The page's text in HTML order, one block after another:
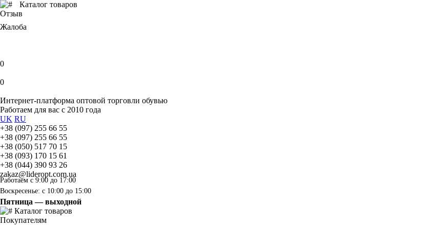
Каталог товаров
Отзыв
Жалоба
0
0
Интернет-платформа оптовой торговли обувью
Работаем для вас с 2010 года
UK RU
+38 (097) 255 66 55
+38 (097) 255 66 55
+38 (050) 517 70 15
+38 (093) 170 15 61
+38 (044) 390 93 26
zakaz@lideropt.com.ua
Работаем с 9:00 до 17:00
Воскресенье: с 10:00 до 15:00
Пятница — выходной
Каталог товаров
Покупателям